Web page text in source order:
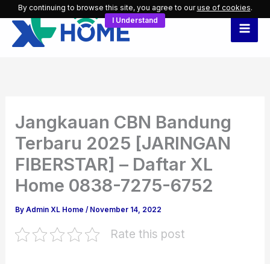
Skip
content
Jangkauan CBN Bandung
Terbaru 2025 [JARINGAN
FIBERSTAR] – Daftar XL
Home 0838-7275-6752
ByAdmin XL Home/ November 14, 2022
Rate this post
By continuing to browse this site, you agree to ouruse of cookies.
I Understand